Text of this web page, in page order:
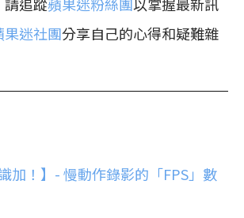
果迷社團分享自己的心得和疑難雜
加！】- 慢動作錄影的「FPS」數